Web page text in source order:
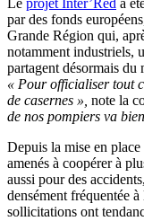
Le projet Inter’Red a
par des fonds
Grande Région qui,
notamment industriels,
partagent désormais du
« Pour officialiser tout
de casernes », note la
de nos pompiers va
Depuis la mise en
amenés à coopérer à
aussi pour des
densément fréquentée
sollicitations ont